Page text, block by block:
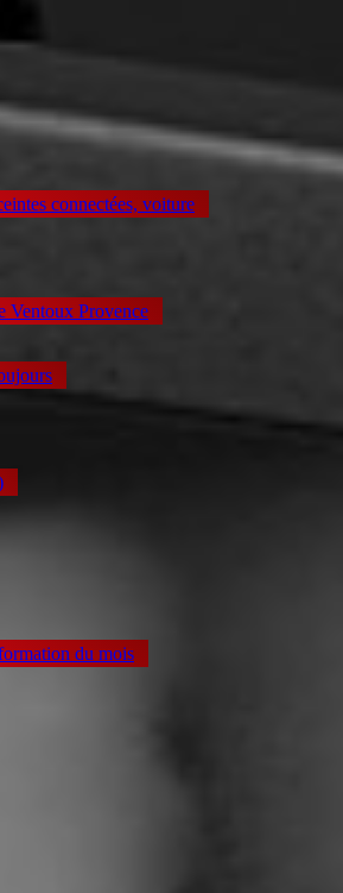
connectées, voiture
Ventoux Provence
du mois